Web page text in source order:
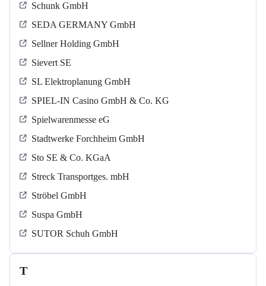
Schunk GmbH
SEDA GERMANY GmbH
Sellner Holding GmbH
Sievert SE
SL Elektroplanung GmbH
SPIEL-IN Casino GmbH & Co. KG
Spielwarenmesse eG
Stadtwerke Forchheim GmbH
Sto SE & Co. KGaA
Streck Transportges. mbH
Ströbel GmbH
Suspa GmbH
SUTOR Schuh GmbH
T